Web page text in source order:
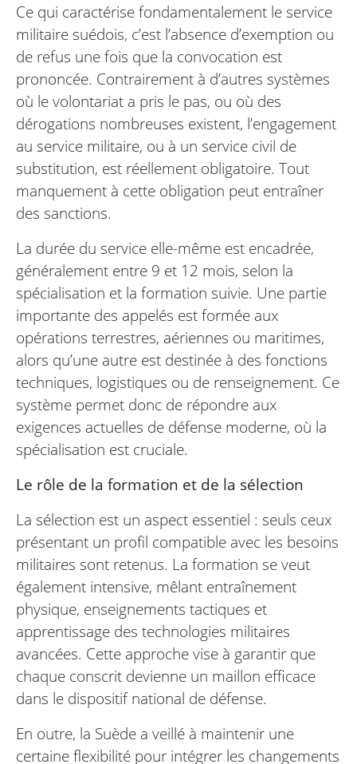
Ce qui caractérise fondamentalement le service
militaire suédois, c’est l’absence d’exemption ou
de refus une fois que la convocation est
prononcée. Contrairement à d’autres systèmes
où le volontariat a pris le pas, ou où des
dérogations nombreuses existent, l’engagement
au service militaire, ou à un service civil de
substitution, est réellement obligatoire. Tout
manquement à cette obligation peut entraîner
des sanctions.
La durée du service elle-même est encadrée,
généralement entre 9 et 12 mois, selon la
spécialisation et la formation suivie. Une partie
importante des appelés est formée aux
opérations terrestres, aériennes ou maritimes,
alors qu’une autre est destinée à des fonctions
techniques, logistiques ou de renseignement. Ce
système permet donc de répondre aux
exigences actuelles de défense moderne, où la
spécialisation est cruciale.
Le rôle de la formation et de la sélection
La sélection est un aspect essentiel : seuls ceux
présentant un profil compatible avec les besoins
militaires sont retenus. La formation se veut
également intensive, mêlant entraînement
physique, enseignements tactiques et
apprentissage des technologies militaires
avancées. Cette approche vise à garantir que
chaque conscrit devienne un maillon efficace
dans le dispositif national de défense.
En outre, la Suède a veillé à maintenir une
certaine flexibilité pour intégrer les changements